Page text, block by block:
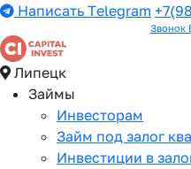
Написать Telegram
Звонок
Липецк
Займы
Инвесторам
Займ под залог
Инвестиции в